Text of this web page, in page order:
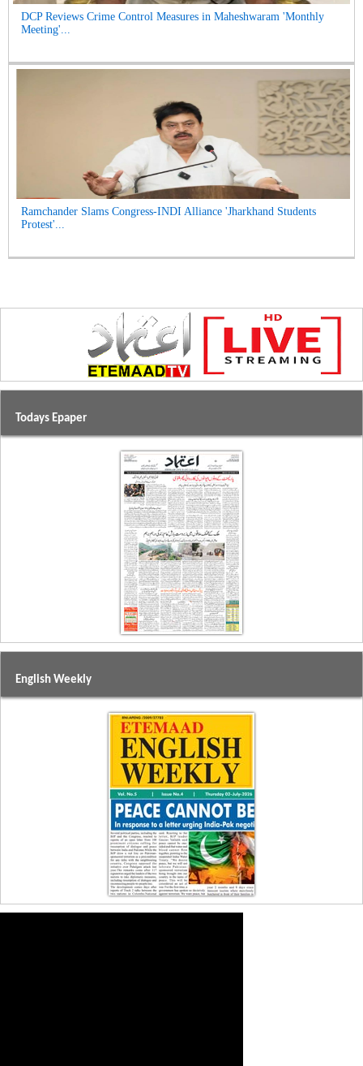
DCP Reviews Crime Control Measures in Maheshwaram 'Monthly
Meeting'...
Ramchander Slams Congress-INDI Alliance 'Jharkhand Students
Protest'...
Todays Epaper
English Weekly